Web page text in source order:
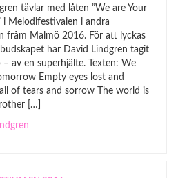
tävlar med låten ”We are Your
i Melodifestivalen i andra
fråm Malmö 2016. För att lyckas
har David Lindgren tagit
– av en superhjälte. Texten: We
Empty eyes lost and
of tears and sorrow The world is
[…]